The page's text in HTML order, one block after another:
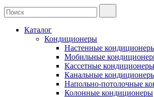
Каталог
Кондиционеры
Настенные
Мобильные
Кассетные кондиционеры
Канальные
Напольно-потолочные
Колонные кондиционеры